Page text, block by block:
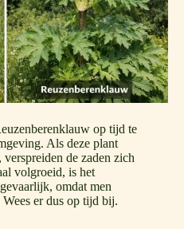
op tijd te
Als deze plant
de zaden zich
volgroeid, is het
omdat men
er dus op tijd bij.